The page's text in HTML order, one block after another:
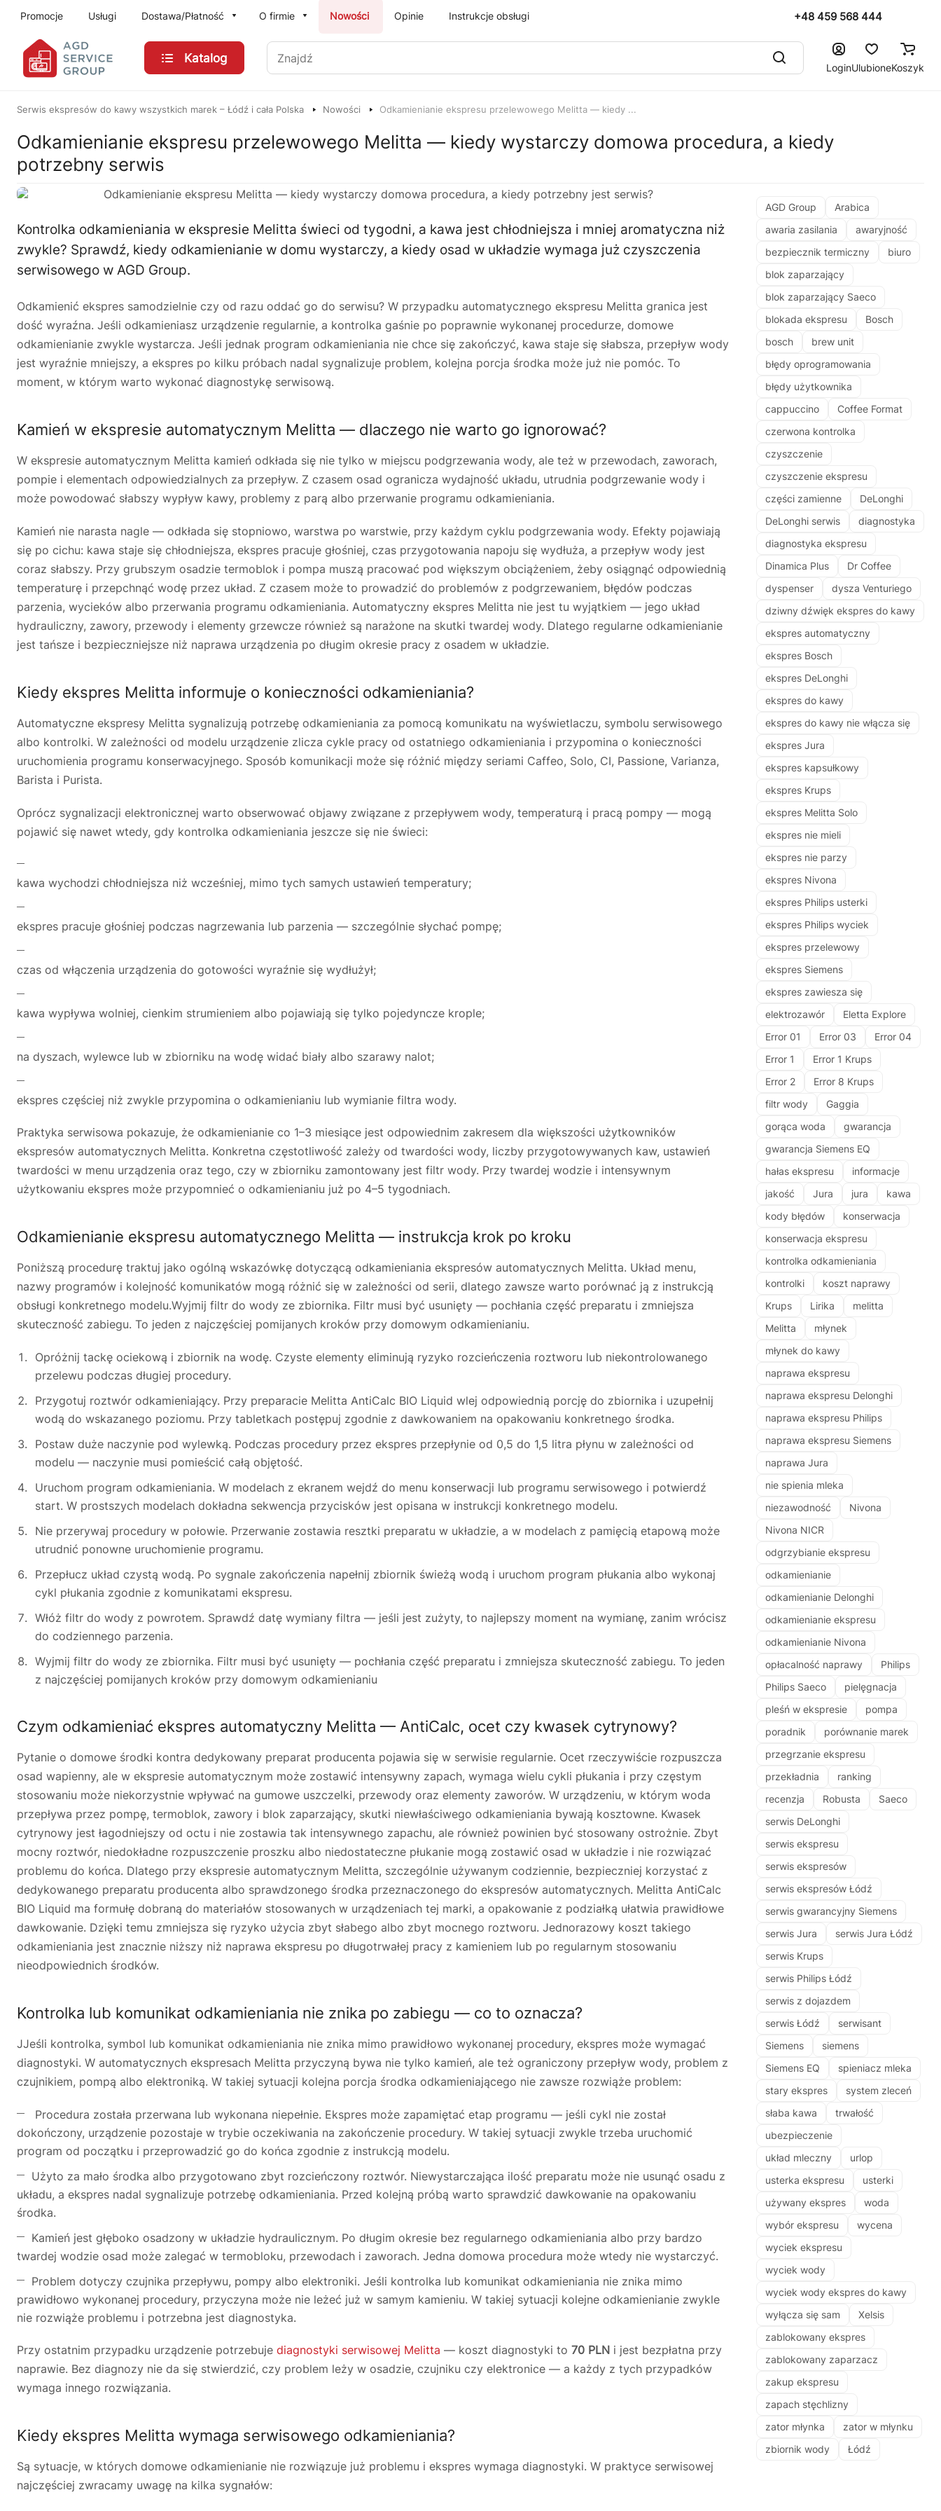
Promocje Usługi Dostawa/Płatność O firmie Nowości Opinie Instrukcje obsługi +48 459 568 444
Katalog
Znajdź
LoginUlubioneKoszyk
Serwis ekspresów do kawy wszystkich marek – Łódź i cała Polska Nowości Odkamienianie ekspresu przelewowego Melitta — kiedy ...
Odkamienianie ekspresu przelewowego Melitta — kiedy wystarczy domowa procedura, a kiedy
potrzebny serwis
Kontrolka odkamieniania w ekspresie Melitta świeci od tygodni, a kawa jest chłodniejsza i mniej aromatyczna niż
zwykle? Sprawdź, kiedy odkamienianie w domu wystarczy, a kiedy osad w układzie wymaga już czyszczenia
serwisowego w AGD Group.
Odkamienić ekspres samodzielnie czy od razu oddać go do serwisu? W przypadku automatycznego ekspresu Melitta granica jest
dość wyraźna. Jeśli odkamieniasz urządzenie regularnie, a kontrolka gaśnie po poprawnie wykonanej procedurze, domowe
odkamienianie zwykle wystarcza. Jeśli jednak program odkamieniania nie chce się zakończyć, kawa staje się słabsza, przepływ wody
jest wyraźnie mniejszy, a ekspres po kilku próbach nadal sygnalizuje problem, kolejna porcja środka może już nie pomóc. To
moment, w którym warto wykonać diagnostykę serwisową.
Kamień w ekspresie automatycznym Melitta — dlaczego nie warto go ignorować?
W ekspresie automatycznym Melitta kamień odkłada się nie tylko w miejscu podgrzewania wody, ale też w przewodach, zaworach,
pompie i elementach odpowiedzialnych za przepływ. Z czasem osad ogranicza wydajność układu, utrudnia podgrzewanie wody i
może powodować słabszy wypływ kawy, problemy z parą albo przerwanie programu odkamieniania.
Kamień nie narasta nagle — odkłada się stopniowo, warstwa po warstwie, przy każdym cyklu podgrzewania wody. Efekty pojawiają
się po cichu: kawa staje się chłodniejsza, ekspres pracuje głośniej, czas przygotowania napoju się wydłuża, a przepływ wody jest
coraz słabszy. Przy grubszym osadzie termoblok i pompa muszą pracować pod większym obciążeniem, żeby osiągnąć odpowiednią
temperaturę i przepchnąć wodę przez układ. Z czasem może to prowadzić do problemów z podgrzewaniem, błędów podczas
parzenia, wycieków albo przerwania programu odkamieniania. Automatyczny ekspres Melitta nie jest tu wyjątkiem — jego układ
hydrauliczny, zawory, przewody i elementy grzewcze również są narażone na skutki twardej wody. Dlatego regularne odkamienianie
jest tańsze i bezpieczniejsze niż naprawa urządzenia po długim okresie pracy z osadem w układzie.
Kiedy ekspres Melitta informuje o konieczności odkamieniania?
Automatyczne ekspresy Melitta sygnalizują potrzebę odkamieniania za pomocą komunikatu na wyświetlaczu, symbolu serwisowego
albo kontrolki. W zależności od modelu urządzenie zlicza cykle pracy od ostatniego odkamieniania i przypomina o konieczności
uruchomienia programu konserwacyjnego. Sposób komunikacji może się różnić między seriami Caffeo, Solo, CI, Passione, Varianza,
Barista i Purista.
Oprócz sygnalizacji elektronicznej warto obserwować objawy związane z przepływem wody, temperaturą i pracą pompy — mogą
pojawić się nawet wtedy, gdy kontrolka odkamieniania jeszcze się nie świeci:
kawa wychodzi chłodniejsza niż wcześniej, mimo tych samych ustawień temperatury;
ekspres pracuje głośniej podczas nagrzewania lub parzenia — szczególnie słychać pompę;
czas od włączenia urządzenia do gotowości wyraźnie się wydłużył;
kawa wypływa wolniej, cienkim strumieniem albo pojawiają się tylko pojedyncze krople;
na dyszach, wylewce lub w zbiorniku na wodę widać biały albo szarawy nalot;
ekspres częściej niż zwykle przypomina o odkamienianiu lub wymianie filtra wody.
Praktyka serwisowa pokazuje, że odkamienianie co 1–3 miesiące jest odpowiednim zakresem dla większości użytkowników
ekspresów automatycznych Melitta. Konkretna częstotliwość zależy od twardości wody, liczby przygotowywanych kaw, ustawień
twardości w menu urządzenia oraz tego, czy w zbiorniku zamontowany jest filtr wody. Przy twardej wodzie i intensywnym
użytkowaniu ekspres może przypomnieć o odkamienianiu już po 4–5 tygodniach.
Odkamienianie ekspresu automatycznego Melitta — instrukcja krok po kroku
Poniższą procedurę traktuj jako ogólną wskazówkę dotyczącą odkamieniania ekspresów automatycznych Melitta. Układ menu,
nazwy programów i kolejność komunikatów mogą różnić się w zależności od serii, dlatego zawsze warto porównać ją z instrukcją
obsługi konkretnego modelu.Wyjmij filtr do wody ze zbiornika. Filtr musi być usunięty — pochłania część preparatu i zmniejsza
skuteczność zabiegu. To jeden z najczęściej pomijanych kroków przy domowym odkamienianiu.
Opróżnij tackę ociekową i zbiornik na wodę. Czyste elementy eliminują ryzyko rozcieńczenia roztworu lub niekontrolowanego
przelewu podczas długiej procedury.
Przygotuj roztwór odkamieniający. Przy preparacie Melitta AntiCalc BIO Liquid wlej odpowiednią porcję do zbiornika i uzupełnij
wodą do wskazanego poziomu. Przy tabletkach postępuj zgodnie z dawkowaniem na opakowaniu konkretnego środka.
Postaw duże naczynie pod wylewką. Podczas procedury przez ekspres przepłynie od 0,5 do 1,5 litra płynu w zależności od
modelu — naczynie musi pomieścić całą objętość.
Uruchom program odkamieniania. W modelach z ekranem wejdź do menu konserwacji lub programu serwisowego i potwierdź
start. W prostszych modelach dokładna sekwencja przycisków jest opisana w instrukcji konkretnego modelu.
Nie przerywaj procedury w połowie. Przerwanie zostawia resztki preparatu w układzie, a w modelach z pamięcią etapową może
utrudnić ponowne uruchomienie programu.
Przepłucz układ czystą wodą. Po sygnale zakończenia napełnij zbiornik świeżą wodą i uruchom program płukania albo wykonaj
cykl płukania zgodnie z komunikatami ekspresu.
Włóż filtr do wody z powrotem. Sprawdź datę wymiany filtra — jeśli jest zużyty, to najlepszy moment na wymianę, zanim wrócisz
do codziennego parzenia.
Wyjmij filtr do wody ze zbiornika. Filtr musi być usunięty — pochłania część preparatu i zmniejsza skuteczność zabiegu. To jeden
z najczęściej pomijanych kroków przy domowym odkamienianiu
Czym odkamieniać ekspres automatyczny Melitta — AntiCalc, ocet czy kwasek cytrynowy?
Pytanie o domowe środki kontra dedykowany preparat producenta pojawia się w serwisie regularnie. Ocet rzeczywiście rozpuszcza
osad wapienny, ale w ekspresie automatycznym może zostawić intensywny zapach, wymaga wielu cykli płukania i przy częstym
stosowaniu może niekorzystnie wpływać na gumowe uszczelki, przewody oraz elementy zaworów. W urządzeniu, w którym woda
przepływa przez pompę, termoblok, zawory i blok zaparzający, skutki niewłaściwego odkamieniania bywają kosztowne. Kwasek
cytrynowy jest łagodniejszy od octu i nie zostawia tak intensywnego zapachu, ale również powinien być stosowany ostrożnie. Zbyt
mocny roztwór, niedokładne rozpuszczenie proszku albo niedostateczne płukanie mogą zostawić osad w układzie i nie rozwiązać
problemu do końca. Dlatego przy ekspresie automatycznym Melitta, szczególnie używanym codziennie, bezpieczniej korzystać z
dedykowanego preparatu producenta albo sprawdzonego środka przeznaczonego do ekspresów automatycznych. Melitta AntiCalc
BIO Liquid ma formułę dobraną do materiałów stosowanych w urządzeniach tej marki, a opakowanie z podziałką ułatwia prawidłowe
dawkowanie. Dzięki temu zmniejsza się ryzyko użycia zbyt słabego albo zbyt mocnego roztworu. Jednorazowy koszt takiego
odkamieniania jest znacznie niższy niż naprawa ekspresu po długotrwałej pracy z kamieniem lub po regularnym stosowaniu
nieodpowiednich środków.
Kontrolka lub komunikat odkamieniania nie znika po zabiegu — co to oznacza?
JJeśli kontrolka, symbol lub komunikat odkamieniania nie znika mimo prawidłowo wykonanej procedury, ekspres może wymagać
diagnostyki. W automatycznych ekspresach Melitta przyczyną bywa nie tylko kamień, ale też ograniczony przepływ wody, problem z
czujnikiem, pompą albo elektroniką. W takiej sytuacji kolejna porcja środka odkamieniającego nie zawsze rozwiąże problem:
Procedura została przerwana lub wykonana niepełnie. Ekspres może zapamiętać etap programu — jeśli cykl nie został
dokończony, urządzenie pozostaje w trybie oczekiwania na zakończenie procedury. W takiej sytuacji zwykle trzeba uruchomić
program od początku i przeprowadzić go do końca zgodnie z instrukcją modelu.
Użyto za mało środka albo przygotowano zbyt rozcieńczony roztwór. Niewystarczająca ilość preparatu może nie usunąć osadu z
układu, a ekspres nadal sygnalizuje potrzebę odkamieniania. Przed kolejną próbą warto sprawdzić dawkowanie na opakowaniu
środka.
Kamień jest głęboko osadzony w układzie hydraulicznym. Po długim okresie bez regularnego odkamieniania albo przy bardzo
twardej wodzie osad może zalegać w termobloku, przewodach i zaworach. Jedna domowa procedura może wtedy nie wystarczyć.
Problem dotyczy czujnika przepływu, pompy albo elektroniki. Jeśli kontrolka lub komunikat odkamieniania nie znika mimo
prawidłowo wykonanej procedury, przyczyna może nie leżeć już w samym kamieniu. W takiej sytuacji kolejne odkamienianie zwykle
nie rozwiąże problemu i potrzebna jest diagnostyka.
Przy ostatnim przypadku urządzenie potrzebuje diagnostyki serwisowej Melitta — koszt diagnostyki to 70 PLN i jest bezpłatna przy
naprawie. Bez diagnozy nie da się stwierdzić, czy problem leży w osadzie, czujniku czy elektronice — a każdy z tych przypadków
wymaga innego rozwiązania.
Kiedy ekspres Melitta wymaga serwisowego odkamieniania?
Są sytuacje, w których domowe odkamienianie nie rozwiązuje już problemu i ekspres wymaga diagnostyki. W praktyce serwisowej
najczęściej zwracamy uwagę na kilka sygnałów:
AGD Group
Arabica
awaria zasilania
awaryjność
bezpiecznik termiczny
biuro
blok zaparzający
blok zaparzający Saeco
blokada ekspresu
Bosch
bosch
brew unit
błędy oprogramowania
błędy użytkownika
cappuccino
Coffee Format
czerwona kontrolka
czyszczenie
czyszczenie ekspresu
części zamienne
DeLonghi
DeLonghi serwis
diagnostyka
diagnostyka ekspresu
Dinamica Plus
Dr Coffee
dyspenser
dysza Venturiego
dziwny dźwięk ekspres do kawy
ekspres automatyczny
ekspres Bosch
ekspres DeLonghi
ekspres do kawy
ekspres do kawy nie włącza się
ekspres Jura
ekspres kapsułkowy
ekspres Krups
ekspres Melitta Solo
ekspres nie mieli
ekspres nie parzy
ekspres Nivona
ekspres Philips usterki
ekspres Philips wyciek
ekspres przelewowy
ekspres Siemens
ekspres zawiesza się
elektrozawór
Eletta Explore
Error 01
Error 03
Error 04
Error 1
Error 1 Krups
Error 2
Error 8 Krups
filtr wody
Gaggia
gorąca woda
gwarancja
gwarancja Siemens EQ
hałas ekspresu
informacje
jakość
Jura jura
kawa
kody błędów
konserwacja
konserwacja ekspresu
kontrolka odkamieniania
kontrolki
koszt naprawy
Krups
Lirika
melitta
Melitta
młynek
młynek do kawy
naprawa ekspresu
naprawa ekspresu Delonghi
naprawa ekspresu Philips
naprawa ekspresu Siemens
naprawa Jura
nie spienia mleka
niezawodność
Nivona
Nivona NICR
odgrzybianie ekspresu
odkamienianie
odkamienianie Delonghi
odkamienianie ekspresu
odkamienianie Nivona
opłacalność naprawy
Philips
Philips Saeco
pielęgnacja
pleśń w ekspresie
pompa
poradnik
porównanie marek
przegrzanie ekspresu
przekładnia
ranking
recenzja
Robusta
Saeco
serwis DeLonghi
serwis ekspresu
serwis ekspresów
serwis ekspresów Łódź
serwis gwarancyjny Siemens
serwis Jura
serwis Jura Łódź
serwis Krups
serwis Philips Łódź
serwis z dojazdem
serwis Łódź
serwisant
Siemens
siemens
Siemens EQ
spieniacz mleka
stary ekspres
system zleceń
słaba kawa
trwałość
ubezpieczenie
układ mleczny
urlop
usterka ekspresu
usterki
używany ekspres
woda
wybór ekspresu
wycena
wyciek ekspresu
wyciek wody
wyciek wody ekspres do kawy
wyłącza się sam
Xelsis
zablokowany ekspres
zablokowany zaparzacz
zakup ekspresu
zapach stęchlizny
zator młynka
zator w młynku
zbiornik wody
Łódź